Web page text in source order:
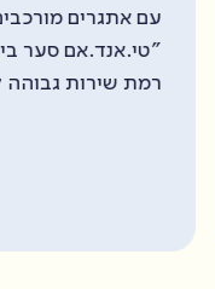
אני ממליץ בחום על
אבטחה איכותי, אמין
שירות מקיף